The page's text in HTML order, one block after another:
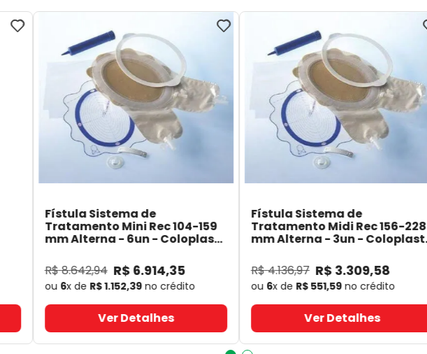
Fístula Sistema de
Tratamento Mini Rec 104-159
mm Alterna - 6un - Coloplast
R$8.642,94 R$ 6.914,35
ou 6x de R$1.152,39no crédito
Ver Detalhes
Fístula Sistema de
Tratamento Midi Rec 156-228
mm Alterna - 3un - Coloplast
R$4.136,97 R$ 3.309,58
ou 6x de R$ 551,59no crédito
Ver Detalhes